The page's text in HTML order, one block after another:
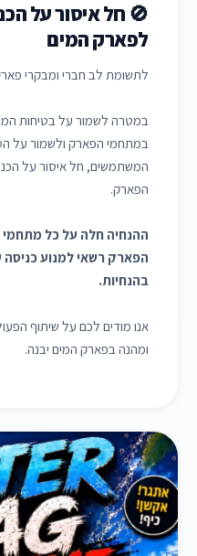
🚫 חל איסור על
לפארק המים
לתשומת לב חברי ומבקרי
במטרה לשמור על בטיחות
במתחמי הפארק ולשמור על
המשתמשים, חל איסור על
הפארק.
ההנחיה חלה על כל
הפארק רשאי למנוע כניסה
בהנחיות.
אנו מודים לכם על שיתוף
ומהנה בפארק המים יבנה.